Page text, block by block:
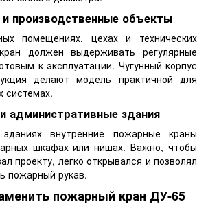
производственные объекты
помещениях, цехах и технических
должен выдерживать регулярные
к эксплуатации. Чугунный корпус
делают модель практичной для
системах.
административные здания
внутренние пожарные краны
шкафах или нишах. Важно, чтобы
проекту, легко открывался и позволял
пожарный рукав.
пожарный кран ДУ-65